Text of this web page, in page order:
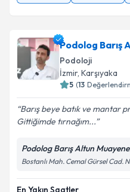
Podolog Barış
Podoloji
İzmir, Karşıyaka
5 (13
Barış beye batık ve mantar
Gittiğimde tırnağım...
Podolog Barış Altun
Bostanlı Mah. Cemal Gürsel Cad.
En Yakın Saatler